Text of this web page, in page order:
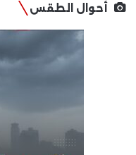
أحوال الطقس